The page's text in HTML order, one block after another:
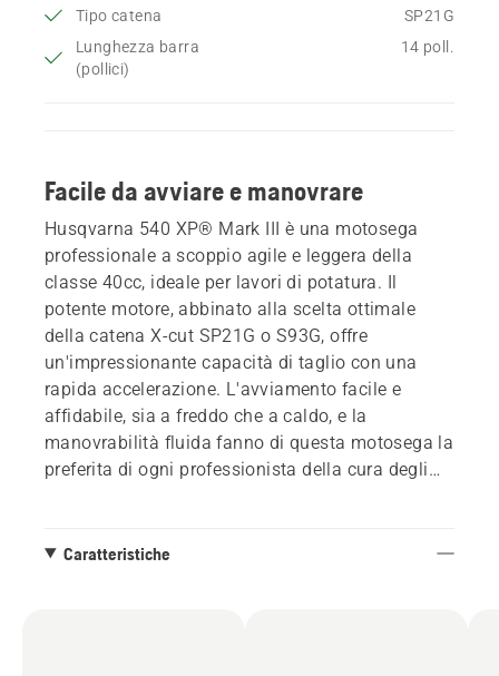
Tipo catena
SP21G
Lunghezza barra
(pollici)
14 poll.
Facile da avviare e manovrare
Husqvarna 540 XP® Mark III è una motosega
professionale a scoppio agile e leggera della
classe 40cc, ideale per lavori di potatura. Il
potente motore, abbinato alla scelta ottimale
della catena X-cut SP21G o S93G, offre
un'impressionante capacità di taglio con una
rapida accelerazione. L'avviamento facile e
affidabile, sia a freddo che a caldo, e la
manovrabilità fluida fanno di questa motosega la
preferita di ogni professionista della cura degli
Caratteristiche